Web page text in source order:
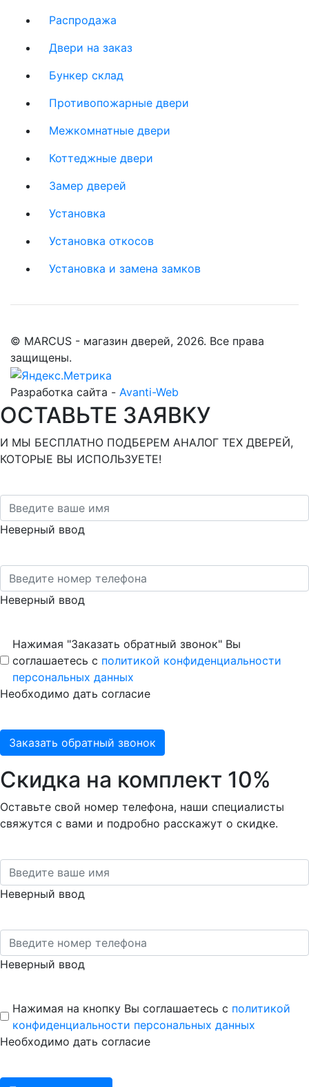
Распродажа
Двери на заказ
Бункер склад
Противопожарные двери
Межкомнатные двери
Коттеджные двери
Замер дверей
Установка
Установка откосов
Установка и замена замков
© MARCUS - магазин дверей, 2026. Все права
защищены.
Разработка сайта - Avanti-Web
ОСТАВЬТЕ ЗАЯВКУ
И МЫ БЕСПЛАТНО ПОДБЕРЕМ АНАЛОГ ТЕХ ДВЕРЕЙ,
КОТОРЫЕ ВЫ ИСПОЛЬЗУЕТЕ!
Неверный ввод
Неверный ввод
Нажимая "Заказать обратный звонок" Вы
соглашаетесь с политикой конфиденциальности
персональных данных
Необходимо дать согласие
Заказать обратный звонок
Скидка на комплект 10%
Оставьте свой номер телефона, наши специалисты
свяжутся с вами и подробно расскажут о скидке.
Неверный ввод
Неверный ввод
Нажимая на кнопку Вы соглашаетесь с политикой
конфиденциальности персональных данных
Необходимо дать согласие